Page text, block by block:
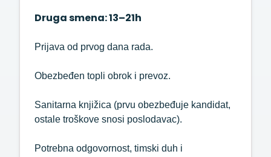
Druga smena: 13–21h
Prijava od prvog dana rada.
Obezbeđen topli obrok i prevoz.
Sanitarna knjižica (prvu obezbeđuje kandidat,
ostale troškove snosi poslodavac).
Potrebna odgovornost, timski duh i